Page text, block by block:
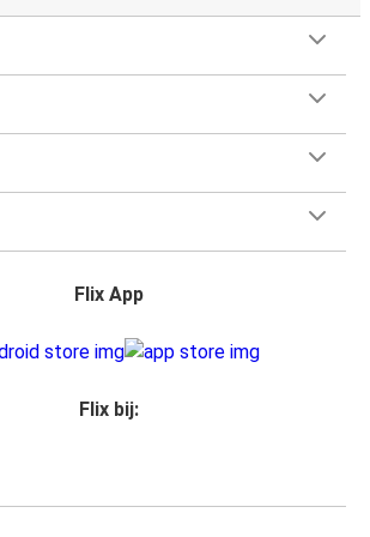
Flix App
Flix bij: